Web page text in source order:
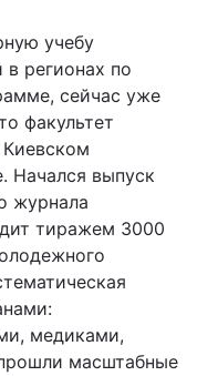
учебу
регионах по
сейчас уже
факультет
Начался выпуск
журнала
тиражем 3000
медиками,
масштабные